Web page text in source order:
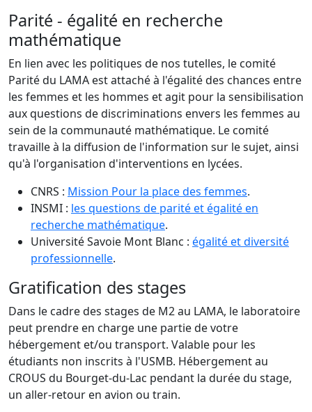
Parité - égalité en recherche
mathématique
En lien avec les politiques de nos tutelles, le comité
Parité du LAMA est attaché à l'égalité des chances entre
les femmes et les hommes et agit pour la sensibilisation
aux questions de discriminations envers les femmes au
sein de la communauté mathématique. Le comité
travaille à la diffusion de l'information sur le sujet, ainsi
qu'à l'organisation d'interventions en lycées.
CNRS : Mission Pour la place des femmes.
INSMI : les questions de parité et égalité en
recherche mathématique.
Université Savoie Mont Blanc : égalité et diversité
professionnelle.
Gratification des stages
Dans le cadre des stages de M2 au LAMA, le laboratoire
peut prendre en charge une partie de votre
hébergement et/ou transport. Valable pour les
étudiants non inscrits à l'USMB. Hébergement au
CROUS du Bourget-du-Lac pendant la durée du stage,
un aller-retour en avion ou train.